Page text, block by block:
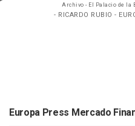
Archivo - El Palacio de la
- RICARDO RUBIO -
Europa Press Mercado